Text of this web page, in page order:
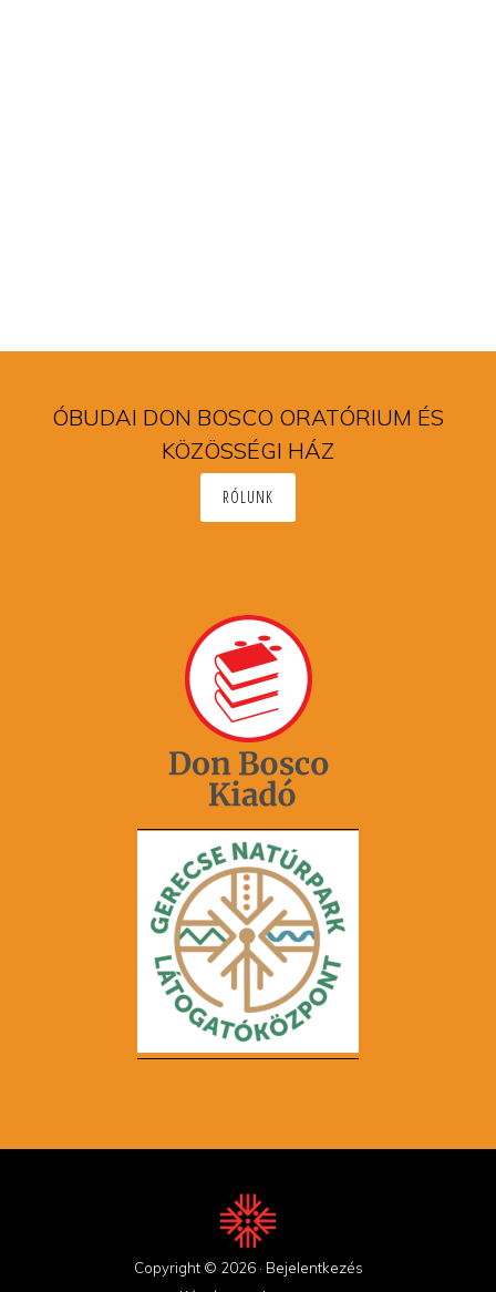
ÓBUDAI DON BOSCO ORATÓRIUM ÉS
KÖZÖSSÉGI HÁZ
RÓLUNK
Copyright © 2026 · Bejelentkezés